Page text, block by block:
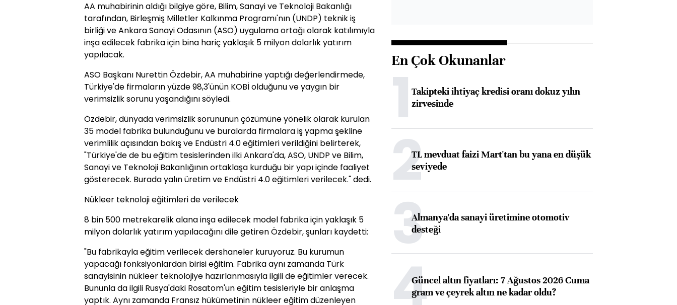
AA muhabirinin aldığı bilgiye göre, Bilim, Sanayi ve Teknoloji Bakanlığı
tarafından, Birleşmiş Milletler Kalkınma Programı'nın (UNDP) teknik iş
birliği ve Ankara Sanayi Odasının (ASO) uygulama ortağı olarak katılımıyla
inşa edilecek fabrika için bina hariç yaklaşık 5 milyon dolarlık yatırım
yapılacak.
ASO Başkanı Nurettin Özdebir, AA muhabirine yaptığı değerlendirmede,
Türkiye'de firmaların yüzde 98,3'ünün KOBİ olduğunu ve yaygın bir
verimsizlik sorunu yaşandığını söyledi.
Özdebir, dünyada verimsizlik sorununun çözümüne yönelik olarak kurulan
35 model fabrika bulunduğunu ve buralarda firmalara iş yapma şekline
verimlilik açısından bakış ve Endüstri 4.0 eğitimleri verildiğini belirterek,
"Türkiye'de de bu eğitim tesislerinden ilki Ankara'da, ASO, UNDP ve Bilim,
Sanayi ve Teknoloji Bakanlığının ortaklaşa kurduğu bir yapı içinde faaliyet
gösterecek. Burada yalın üretim ve Endüstri 4.0 eğitimleri verilecek." dedi.
Nükleer teknoloji eğitimleri de verilecek
8 bin 500 metrekarelik alana inşa edilecek model fabrika için yaklaşık 5
milyon dolarlık yatırım yapılacağını dile getiren Özdebir, şunları kaydetti:
"Bu fabrikayla eğitim verilecek dershaneler kuruyoruz. Bu kurumun
yapacağı fonksiyonlardan birisi eğitim. Fabrika aynı zamanda Türk
sanayisinin nükleer teknolojiye hazırlanmasıyla ilgili de eğitimler verecek.
Bununla da ilgili Rusya'daki Rosatom'un eğitim tesisleriyle bir anlaşma
yaptık. Aynı zamanda Fransız hükümetinin nükleer eğitim düzenleyen
En Çok Okunanlar
1Takipteki ihtiyaç kredisi oranı dokuz yılın
zirvesinde
2TL mevduat faizi Mart'tan bu yana en düşük
seviyede
3Almanya'da sanayi üretimine otomotiv
desteği
4Güncel altın fiyatları: 7 Ağustos 2026 Cuma
gram ve çeyrek altın ne kadar oldu?